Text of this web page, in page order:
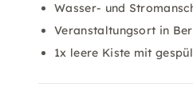
Wasser- und
Veranstaltungsort in
1x leere Kiste mit